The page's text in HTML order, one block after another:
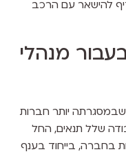
להישאר עם הרכב
מנהלי
יותר חברות
שלל תנאים, החל
בחברה, בייחוד בענף